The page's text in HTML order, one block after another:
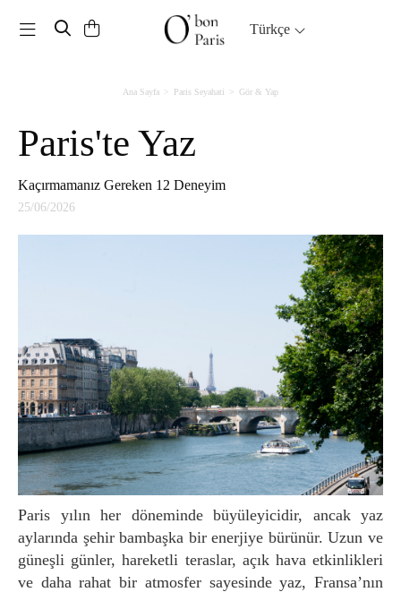
Toggle navigation Türkçe
Ana Sayfa Paris Seyahati Gör & Yap
Paris'te Yaz
Kaçırmamanız Gereken 12 Deneyim
25/06/2026
Paris yılın her döneminde büyüleyicidir, ancak yaz
aylarında şehir bambaşka bir enerjiye bürünür. Uzun ve
güneşli günler, hareketli teraslar, açık hava etkinlikleri
ve daha rahat bir atmosfer sayesinde yaz, Fransa’nın